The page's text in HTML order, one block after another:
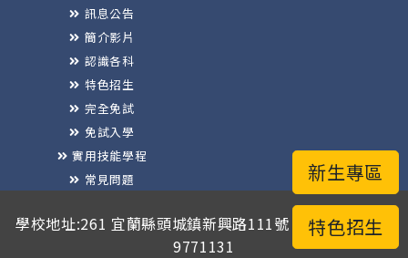
特色招生
新生專區
訊息公告
簡介影片
認識各科
特色招生
完全免試
免試入學
實用技能學程
常見問題
學校地址:261 宜蘭縣頭城鎮新興路111號 / 電話總機:03-
9771131